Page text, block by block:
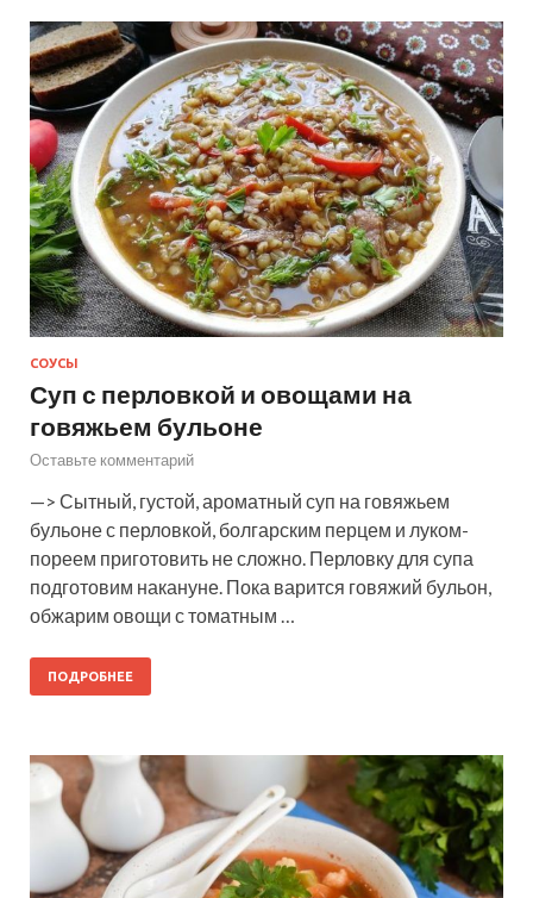
СОУСЫ
Суп с перловкой и овощами на
говяжьем бульоне
Оставьте комментарий
—> Сытный, густой, ароматный суп на говяжьем
бульоне с перловкой, болгарским перцем и луком-
пореем приготовить не сложно. Перловку для супа
подготовим накануне. Пока варится говяжий бульон,
обжарим овощи с томатным …
ПОДРОБНЕЕ